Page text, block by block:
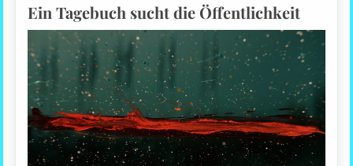
Ein Tagebuch sucht die Öffentlichkeit